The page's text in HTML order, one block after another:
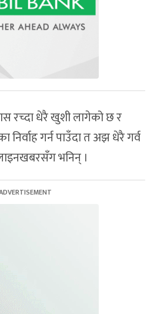
रच्दा धेरै खुशी लागेको छ र
गर्न पाउँदा त अझ धेरै गर्व
भनिन् ।